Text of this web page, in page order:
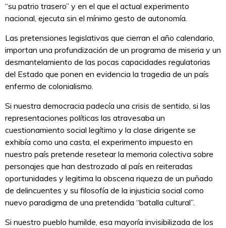
“su patrio trasero” y en el que el actual experimento
nacional, ejecuta sin el mínimo gesto de autonomía.
Las pretensiones legislativas que cierran el año calendario,
importan una profundización de un programa de miseria y un
desmantelamiento de las pocas capacidades regulatorias
del Estado que ponen en evidencia la tragedia de un país
enfermo de colonialismo.
Si nuestra democracia padecía una crisis de sentido, si las
representaciones políticas las atravesaba un
cuestionamiento social legítimo y la clase dirigente se
exhibía como una casta, el experimento impuesto en
nuestro país pretende resetear la memoria colectiva sobre
personajes que han destrozado al país en reiteradas
oportunidades y legitima la obscena riqueza de un puñado
de delincuentes y su filosofía de la injusticia social como
nuevo paradigma de una pretendida “batalla cultural”.
Si nuestro pueblo humilde, esa mayoría invisibilizada de los